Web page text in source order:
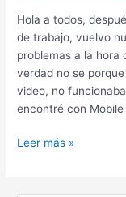
con
ffmpeg
Hola a todos,
de trabajo, vuelvo
problemas a la hora
verdad no se
video, no
encontré con
Mobile
Leer más »